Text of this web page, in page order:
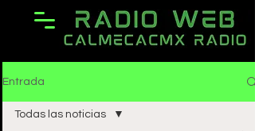
Entrada
Todas las noticias